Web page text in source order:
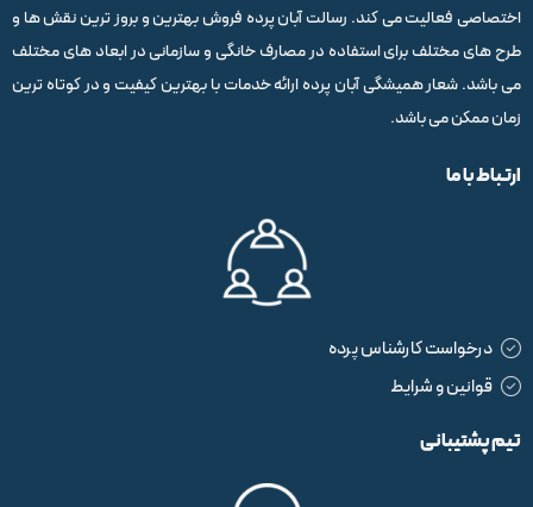
اختصاصی فعالیت می کند. رسالت آبان پرده فروش بهترین و بروز ترین نقش ها و
طرح های مختلف برای استفاده در مصارف خانگی و سازمانی در ابعاد های مختلف
می باشد. شعار همیشگی آبان پرده ارائه خدمات با بهترین کیفیت و در کوتاه ترین
زمان ممکن می باشد.
ارتباط با ما
درخواست کارشناس پرده
قوانین و شرایط
تیم پشتیبانی